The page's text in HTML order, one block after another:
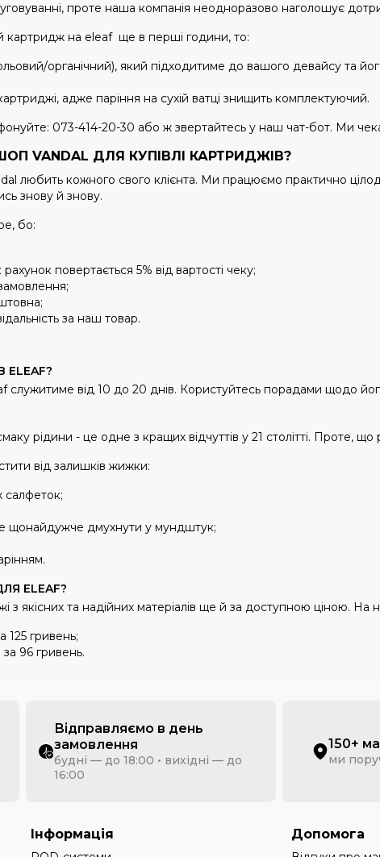
проте наша компанія неодноразово наголошує
картридж на eleaf ще в перші години, то:
органічний), який підходитиме до вашого девайсу та
адже паріння на сухій ватці знищить комплектуючий.
073-414-20-30 або ж звертайтесь у наш чат-бот. Ми
VANDAL ДЛЯ КУПІВЛІ КАРТРИДЖІВ?
любить кожного свого клієнта. Ми працюємо практично
знову й знову.
бо:
повертається 5% від вартості чеку;
за наш товар.
служитиме від 10 до 20 днів. Користуйтесь порадами щодо
рідини - це одне з кращих відчуттів у 21 столітті. Проте,
від залишків жижки:
салфеток;
щонайдужче дмухнути у мундштук;
ELEAF?
з якісних та надійних матеріалів ще й за доступною ціною.
гривень;
96 гривень.
Відправляємо в день
замовлення
будні — до 18:00 • вихідні — до
16:00
150+
ми
Інформація Допомога